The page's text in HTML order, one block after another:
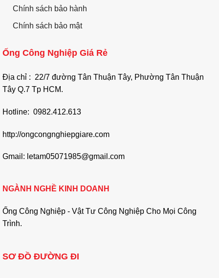
Chính sách bảo hành
Chính sách bảo mật
Ống Công Nghiệp Giá Rẻ
Địa chỉ : 22/7 đường Tân Thuận Tây, Phường Tân Thuận
Tây Q.7 Tp HCM.
Hotline: 0982.412.613
http://ongcongnghiepgiare.com
Gmail: letam05071985@gmail.com
NGÀNH NGHỀ KINH DOANH
Ống Công Nghiệp - Vật Tư Công Nghiệp Cho Mọi Công
Trình.
SƠ ĐỒ ĐƯỜNG ĐI